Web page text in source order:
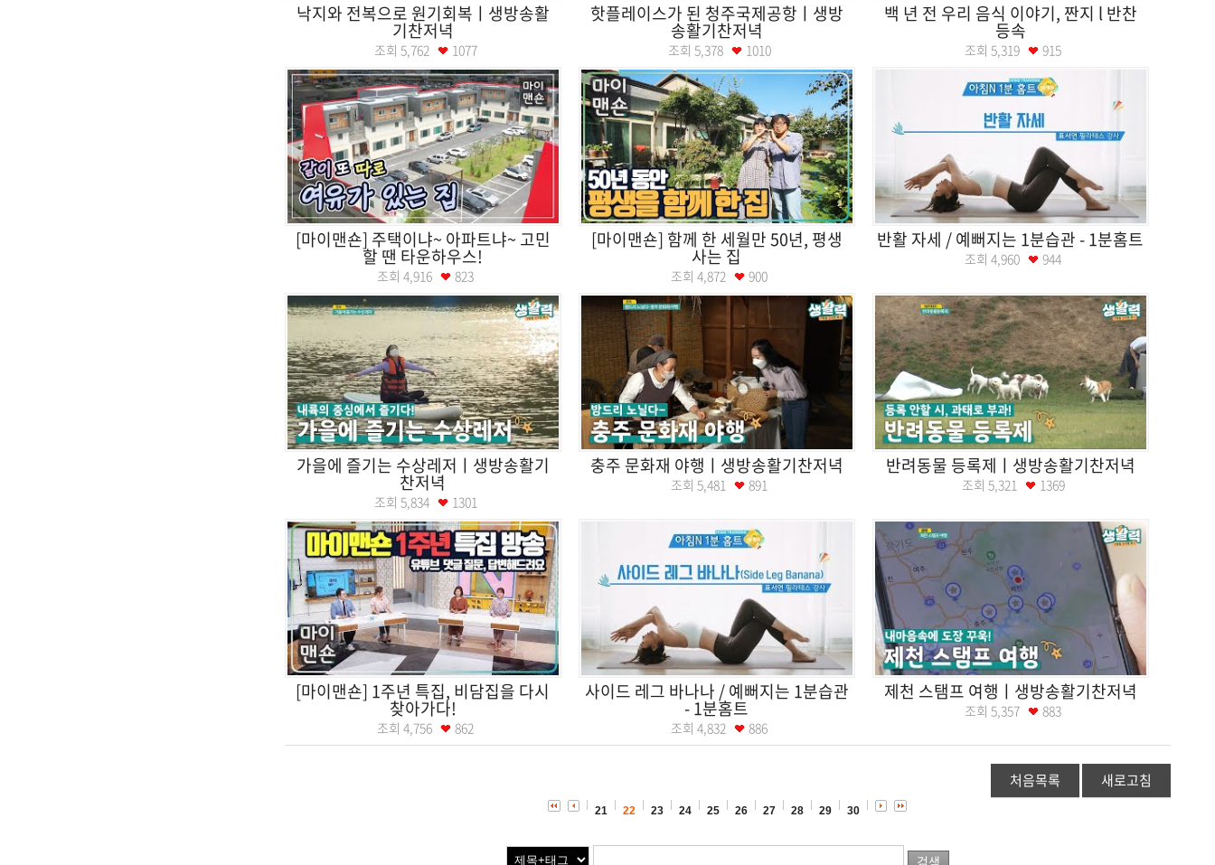
낙지와 전복으로 원기회복ㅣ생방송활
기찬저녁
조회 5,762 1077
핫플레이스가 된 청주국제공항ㅣ생방
송활기찬저녁
조회 5,378 1010
백 년 전 우리 음식 이야기, 짠지 l 반찬
등속
조회 5,319 915
[마이맨숀] 주택이냐~ 아파트냐~ 고민
할 땐 타운하우스!
조회 4,916 823
[마이맨숀] 함께 한 세월만 50년, 평생
사는 집
조회 4,872 900
반활 자세 / 예뻐지는 1분습관 - 1분홈트
조회 4,960 944
가을에 즐기는 수상레저ㅣ생방송활기
찬저녁
조회 5,834 1301
충주 문화재 야행ㅣ생방송활기찬저녁
조회 5,481 891
반려동물 등록제ㅣ생방송활기찬저녁
조회 5,321 1369
[마이맨숀] 1주년 특집, 비담집을 다시
찾아가다!
조회 4,756 862
사이드 레그 바나나 / 예뻐지는 1분습관
- 1분홈트
조회 4,832 886
제천 스탬프 여행ㅣ생방송활기찬저녁
조회 5,357 883
처음목록 새로고침
21 22 23 24 25 26 27 28 29 30